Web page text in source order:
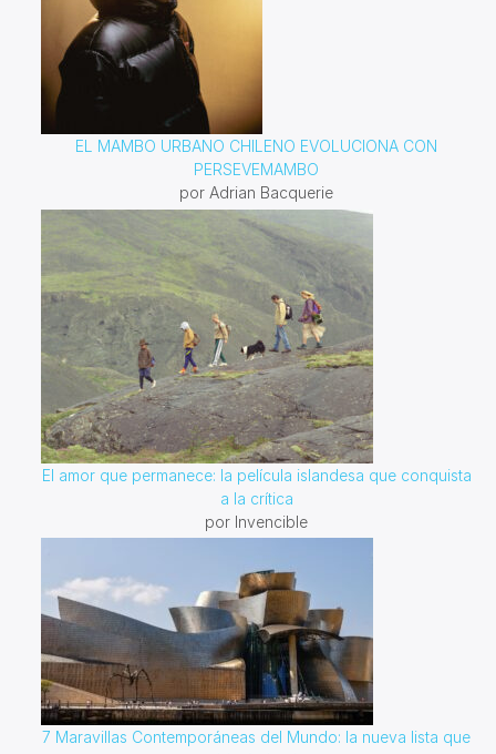
EL MAMBO URBANO CHILENO EVOLUCIONA CON
PERSEVEMAMBO
por Adrian Bacquerie
El amor que permanece: la película islandesa que conquista
a la crítica
por Invencible
7 Maravillas Contemporáneas del Mundo: la nueva lista que